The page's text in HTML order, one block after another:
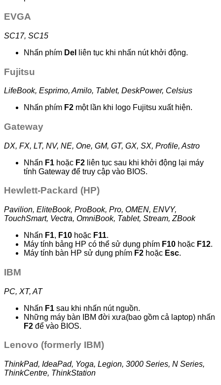
EVGA
SC17, SC15
Nhấn phím Del liên tục khi nhấn nút khởi động.
Fujitsu
LifeBook, Esprimo, Amilo, Tablet, DeskPower, Celsius
Nhấn phím F2 một lần khi logo Fujitsu xuất hiện.
Gateway
DX, FX, LT, NV, NE, One, GM, GT, GX, SX, Profile, Astro
Nhấn F1 hoặc F2 liên tục sau khi khởi động lại máy
tính Gateway để truy cập vào BIOS.
Hewlett-Packard (HP)
Pavilion, EliteBook, ProBook, Pro, OMEN, ENVY,
TouchSmart, Vectra, OmniBook, Tablet, Stream, ZBook
Nhấn F1, F10 hoặc F11.
Máy tính bảng HP có thể sử dụng phím F10 hoặc F12.
Máy tính bàn HP sử dụng phím F2 hoặc Esc.
IBM
PC, XT, AT
Nhấn F1 sau khi nhấn nút nguồn.
Những máy bàn IBM đời xưa(bao gồm cả laptop) nhấn
F2 để vào BIOS.
Lenovo (formerly IBM)
ThinkPad, IdeaPad, Yoga, Legion, 3000 Series, N Series,
ThinkCentre, ThinkStation